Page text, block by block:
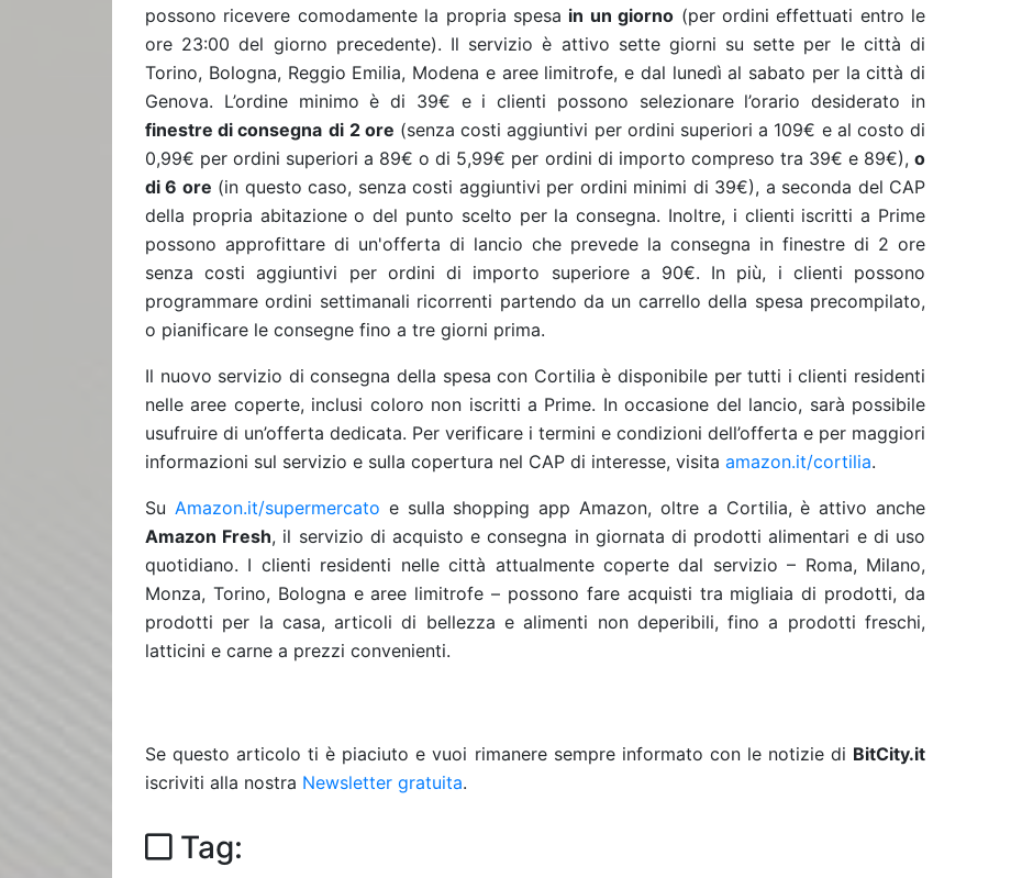
possono ricevere comodamente la propria spesa in un giorno (per ordini effettuati entro le
ore 23:00 del giorno precedente). Il servizio è attivo sette giorni su sette per le città di
Torino, Bologna, Reggio Emilia, Modena e aree limitrofe, e dal lunedì al sabato per la città di
Genova. L’ordine minimo è di 39€ e i clienti possono selezionare l’orario desiderato in
finestre di consegna di 2 ore (senza costi aggiuntivi per ordini superiori a 109€ e al costo di
0,99€ per ordini superiori a 89€ o di 5,99€ per ordini di importo compreso tra 39€ e 89€), o
di 6 ore (in questo caso, senza costi aggiuntivi per ordini minimi di 39€), a seconda del CAP
della propria abitazione o del punto scelto per la consegna. Inoltre, i clienti iscritti a Prime
possono approfittare di un'offerta di lancio che prevede la consegna in finestre di 2 ore
senza costi aggiuntivi per ordini di importo superiore a 90€. In più, i clienti possono
programmare ordini settimanali ricorrenti partendo da un carrello della spesa precompilato,
o pianificare le consegne fino a tre giorni prima.
Il nuovo servizio di consegna della spesa con Cortilia è disponibile per tutti i clienti residenti
nelle aree coperte, inclusi coloro non iscritti a Prime. In occasione del lancio, sarà possibile
usufruire di un’offerta dedicata. Per verificare i termini e condizioni dell’offerta e per maggiori
informazioni sul servizio e sulla copertura nel CAP di interesse, visita amazon.it/cortilia.
Su Amazon.it/supermercato e sulla shopping app Amazon, oltre a Cortilia, è attivo anche
Amazon Fresh, il servizio di acquisto e consegna in giornata di prodotti alimentari e di uso
quotidiano. I clienti residenti nelle città attualmente coperte dal servizio – Roma, Milano,
Monza, Torino, Bologna e aree limitrofe – possono fare acquisti tra migliaia di prodotti, da
prodotti per la casa, articoli di bellezza e alimenti non deperibili, fino a prodotti freschi,
latticini e carne a prezzi convenienti.
Se questo articolo ti è piaciuto e vuoi rimanere sempre informato con le notizie di BitCity.it
iscriviti alla nostra Newsletter gratuita.
Tag: